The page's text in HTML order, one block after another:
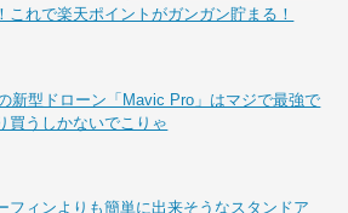
これで楽天ポイントがガンガン貯まる！
新型ドローン「Mavic Pro」はマジで最強で
買うしかないでこりゃ
フィンよりも簡単に出来そうなスタンドア